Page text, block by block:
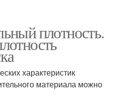
плотность.
характеристик
материала можно